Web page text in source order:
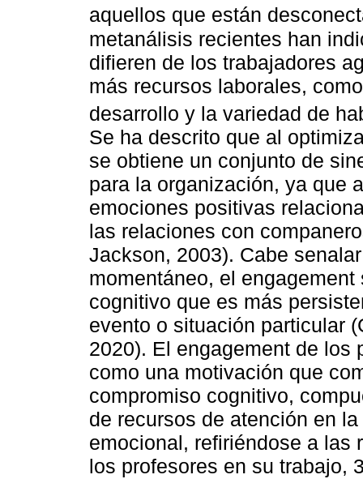
aquellos que están
metanálisis recientes han
difieren de los trabajadores
más recursos laborales,
desarrollo y la variedad de
Se ha descrito que al
se obtiene un conjunto de
para la organización, ya que
emociones positivas
las relaciones con
Jackson, 2003). Cabe
momentáneo, el
cognitivo que es más
evento o situación particular
2020). El engagement de los
como una motivación que
compromiso cognitivo,
de recursos de atención en
emocional, refiriéndose a las
los profesores en su trabajo,